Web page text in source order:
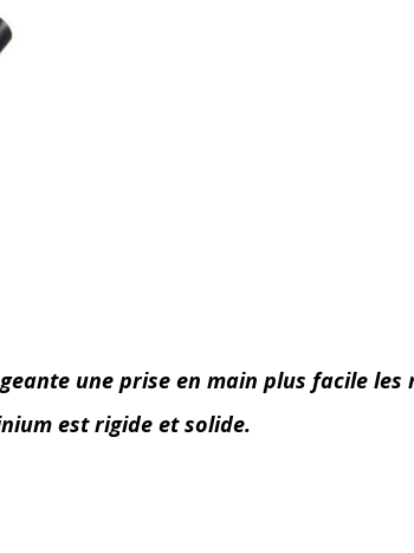
une prise en main plus facile
est rigide et solide.